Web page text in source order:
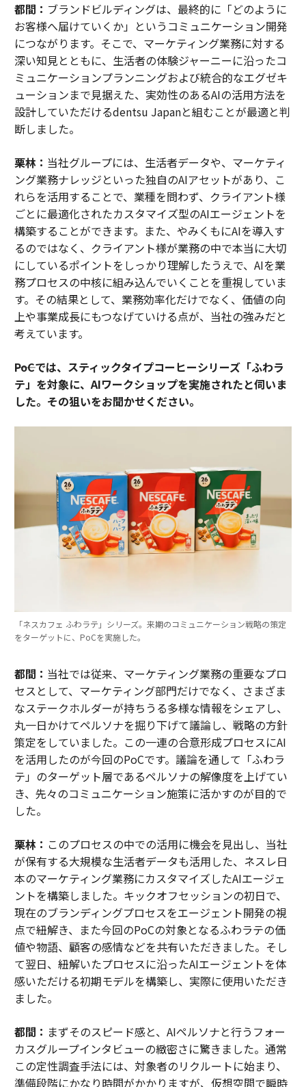
都間： ブランドビルディングは、最終的に「どのように
お客様へ届けていくか」というコミュニケーション開発
につながります。そこで、マーケティング業務に対する
深い知見とともに、生活者の体験ジャーニーに沿ったコ
ミュニケーションプランニングおよび統合的なエグゼキ
ューションまで見据えた、実効性のあるAIの活用方法を
設計していただけるdentsu Japanと組むことが最適と判
断しました。
栗林： 当社グループには、生活者データや、マーケティ
ング業務ナレッジといった独自のAIアセットがあり、こ
れらを活用することで、業種を問わず、クライアント様
ごとに最適化されたカスタマイズ型のAIエージェントを
構築することができます。また、やみくもにAIを導入す
るのではなく、クライアント様が業務の中で本当に大切
にしているポイントをしっかり理解したうえで、AIを業
務プロセスの中核に組み込んでいくことを重視していま
す。その結果として、業務効率化だけでなく、価値の向
上や事業成長にもつなげていける点が、当社の強みだと
考えています。
――PoCでは、スティックタイプコーヒーシリーズ「ふわラ
テ」を対象に、AIワークショップを実施されたと伺いま
した。その狙いをお聞かせください。
「ネスカフェ ふわラテ」シリーズ。来期のコミュニケーション戦略の策定
をターゲットに、PoCを実施した。
都間： 当社では従来、マーケティング業務の重要なプロ
セスとして、マーケティング部門だけでなく、さまざま
なステークホルダーが持ちうる多様な情報をシェアし、
丸一日かけてペルソナを掘り下げて議論し、戦略の方針
策定をしていました。この一連の合意形成プロセスにAI
を活用したのが今回のPoCです。議論を通して「ふわラ
テ」のターゲット層であるペルソナの解像度を上げてい
き、先々のコミュニケーション施策に活かすのが目的で
した。
栗林： このプロセスの中での活用に機会を見出し、当社
が保有する大規模な生活者データも活用した、ネスレ日
本のマーケティング業務にカスタマイズしたAIエージェ
ントを構築しました。キックオフセッションの初日で、
現在のブランディングプロセスをエージェント開発の視
点で紐解き、また今回のPoCの対象となるふわラテの価
値や物語、顧客の感情などを共有いただきました。そし
て翌日、紐解いたプロセスに沿ったAIエージェントを体
感いただける初期モデルを構築し、実際に使用いただき
ました。
都間： まずそのスピード感と、AIペルソナと行うフォー
カスグループインタビューの緻密さに驚きました。通常
この定性調査手法には、対象者のリクルートに始まり、
準備段階にかなり時間がかかりますが、仮想空間で瞬時